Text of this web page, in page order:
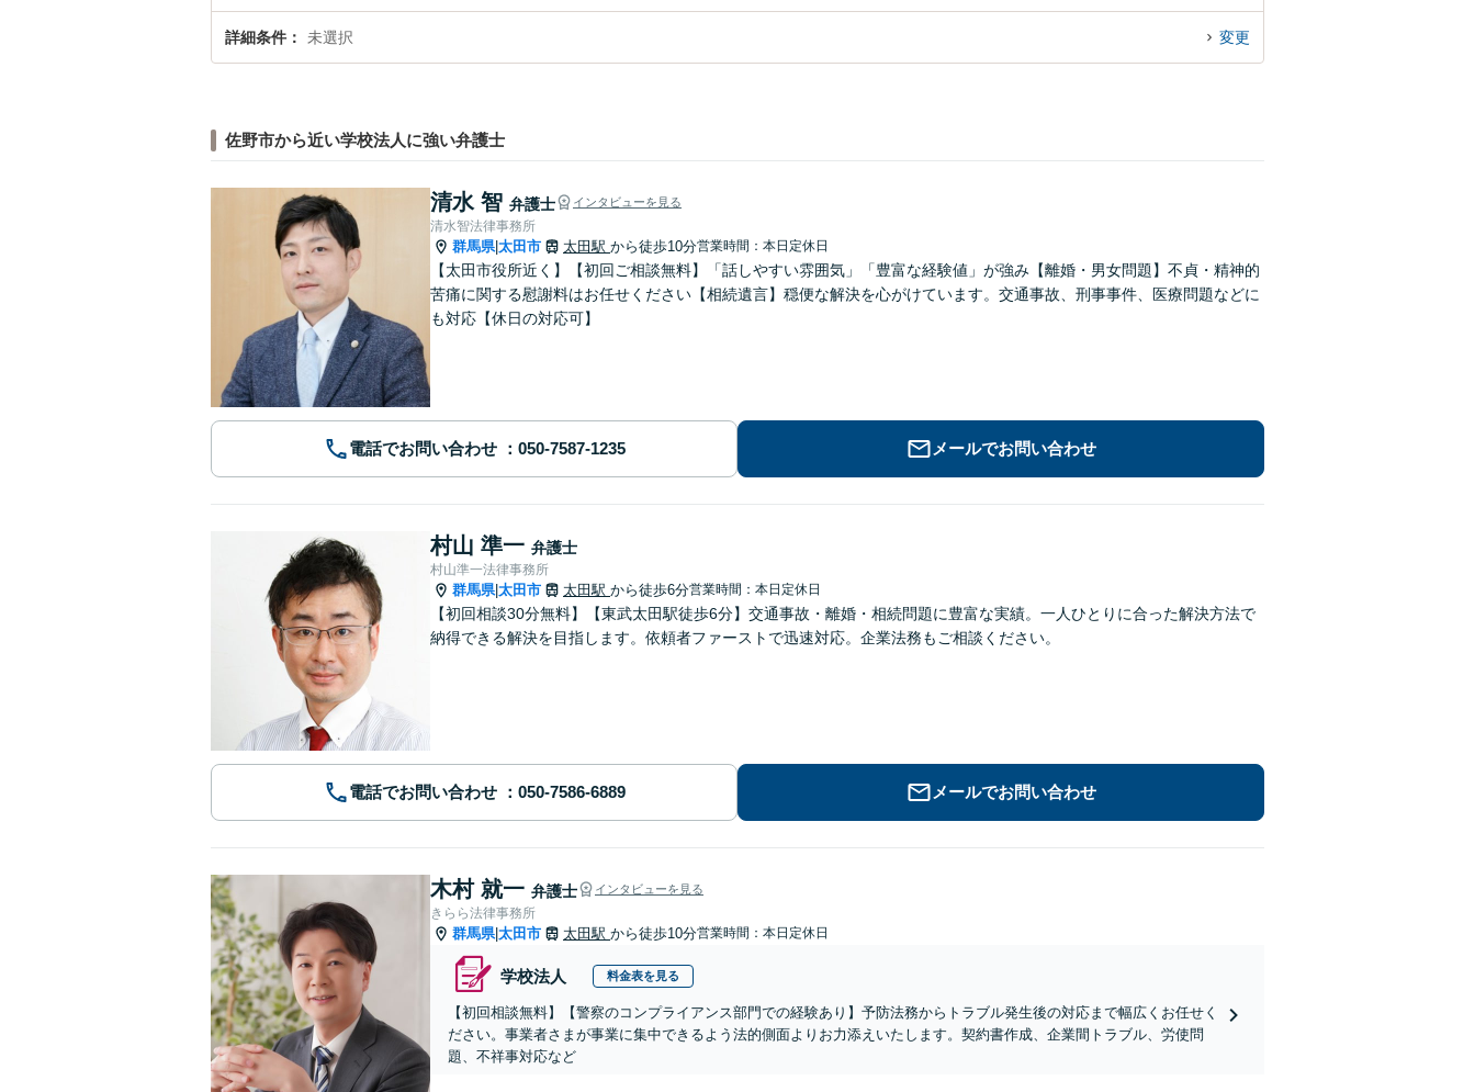
詳細条件 未選択 変更
佐野市から近い学校法人に強い弁護士
清水 智 弁護士 インタビューを見る
清水智法律事務所
群馬県|太田市 太田駅 から徒歩10分営業時間：本日定休日
【太田市役所近く】【初回ご相談無料】「話しやすい雰囲気」「豊富な経験値」が強み【離婚・男女問題】不貞・精神的
苦痛に関する慰謝料はお任せください【相続遺言】穏便な解決を心がけています。交通事故、刑事事件、医療問題などに
も対応【休日の対応可】
電話でお問い合わせ メールでお問い合わせ
村山 準一 弁護士
村山準一法律事務所
群馬県|太田市 太田駅 から徒歩6分営業時間：本日定休日
【初回相談30分無料】【東武太田駅徒歩6分】交通事故・離婚・相続問題に豊富な実績。一人ひとりに合った解決方法で
納得できる解決を目指します。依頼者ファーストで迅速対応。企業法務もご相談ください。
電話でお問い合わせ メールでお問い合わせ
木村 就一 弁護士 インタビューを見る
きらら法律事務所
群馬県|太田市 太田駅 から徒歩10分営業時間：本日定休日
学校法人 料金表を見る
【初回相談無料】【警察のコンプライアンス部門での経験あり】予防法務からトラブル発生後の対応まで幅広くお任せく
ださい。事業者さまが事業に集中できるよう法的側面よりお力添えいたします。契約書作成、企業間トラブル、労使問
題、不祥事対応など